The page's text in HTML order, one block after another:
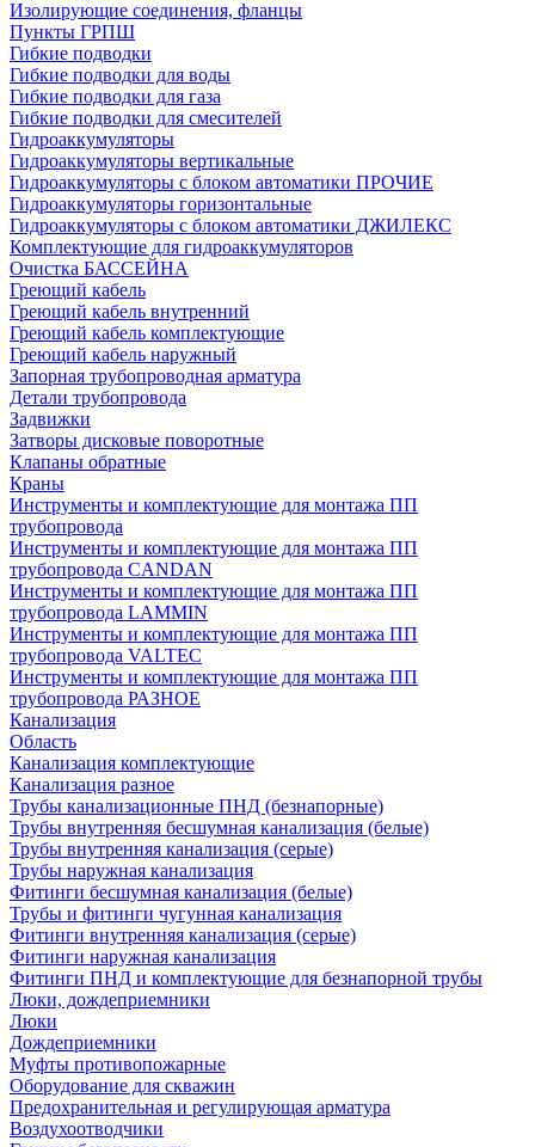
Изолирующие соединения, фланцы
Пункты ГРПШ
Гибкие подводки
Гибкие подводки для воды
Гибкие подводки для газа
Гибкие подводки для смесителей
Гидроаккумуляторы
Гидроаккумуляторы вертикальные
Гидроаккумуляторы с блоком автоматики ПРОЧИЕ
Гидроаккумуляторы горизонтальные
Гидроаккумуляторы с блоком автоматики ДЖИЛЕКС
Комплектующие для гидроаккумуляторов
Очистка БАССЕЙНА
Греющий кабель
Греющий кабель внутренний
Греющий кабель комплектующие
Греющий кабель наружный
Запорная трубопроводная арматура
Детали трубопровода
Задвижки
Затворы дисковые поворотные
Клапаны обратные
Краны
Инструменты и комплектующие для монтажа ПП
трубопровода
Инструменты и комплектующие для монтажа ПП
трубопровода CANDAN
Инструменты и комплектующие для монтажа ПП
трубопровода LAMMIN
Инструменты и комплектующие для монтажа ПП
трубопровода VALTEC
Инструменты и комплектующие для монтажа ПП
трубопровода РАЗНОЕ
Канализация
Область
Канализация комплектующие
Канализация разное
Трубы канализационные ПНД (безнапорные)
Трубы внутренняя бесшумная канализация (белые)
Трубы внутренняя канализация (серые)
Трубы наружная канализация
Фитинги бесшумная канализация (белые)
Трубы и фитинги чугунная канализация
Фитинги внутренняя канализация (серые)
Фитинги наружная канализация
Фитинги ПНД и комплектующие для безнапорной трубы
Люки, дождеприемники
Люки
Дождеприемники
Муфты противопожарные
Оборудование для скважин
Предохранительная и регулирующая арматура
Воздухоотводчики